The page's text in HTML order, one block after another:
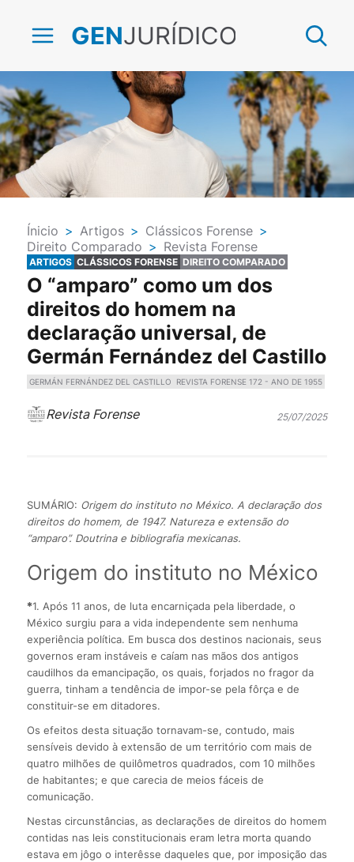
GENJURÍDICO
Ínicio > Artigos > Clássicos Forense >
Direito Comparado > Revista Forense
ARTIGOS CLÁSSICOS FORENSE DIREITO COMPARADO
O “amparo” como um dos
direitos do homem na
declaração universal, de
Germán Fernández del Castillo
GERMÁN FERNÁNDEZ DEL CASTILLO REVISTA FORENSE 172 - ANO DE 1955
Revista Forense 25/07/2025
SUMÁRIO: Origem do instituto no México. A declaração dos
direitos do homem, de 1947. Natureza e extensão do
“amparo”. Doutrina e bibliografia mexicanas.
Origem do instituto no México
*1. Após 11 anos, de luta encarniçada pela liberdade, o
México surgiu para a vida independente sem nenhuma
experiência política. Em busca dos destinos nacionais, seus
governos eram instáveis e caíam nas mãos dos antigos
caudilhos da emancipação, os quais, forjados no fragor da
guerra, tinham a tendência de impor-se pela fôrça e de
constituir-se em ditadores.
Os efeitos desta situação tornavam-se, contudo, mais
sensíveis devido à extensão de um território com mais de
quatro milhões de quilômetros quadrados, com 10 milhões
de habitantes; e que carecia de meios fáceis de
comunicação.
Nestas circunstâncias, as declarações de direitos do homem
contidas nas leis constitucionais eram letra morta quando
estava em jôgo o interêsse daqueles que, por imposição das